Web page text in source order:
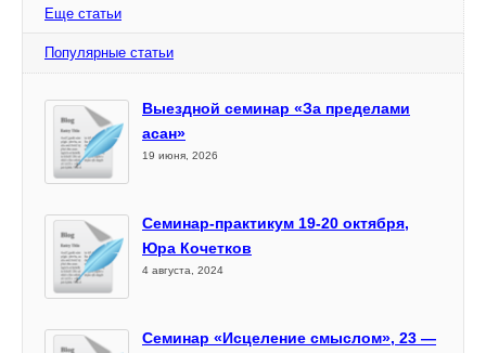
Еще статьи
Популярные статьи
Выездной семинар «За пределами
асан»
19 июня, 2026
Семинар-практикум 19-20 октября,
Юра Кочетков
4 августа, 2024
Семинар «Исцеление смыслом», 23 —